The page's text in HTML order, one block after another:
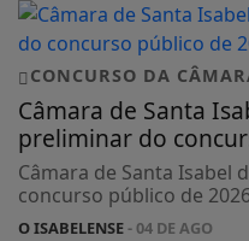
CONCURSO DA
Câmara de Santa
preliminar do
Câmara de Santa
concurso público de
O ISABELENSE- 04 DE AGO